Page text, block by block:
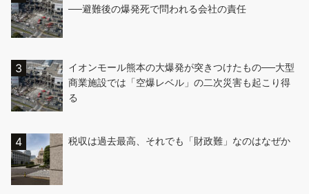
──避難後の爆発死で問われる会社の責任
イオンモール熊本の大爆発が突きつけたもの──大型
商業施設では「空爆レベル」の二次災害も起こり得
る
税収は過去最高、それでも「財政難」なのはなぜか